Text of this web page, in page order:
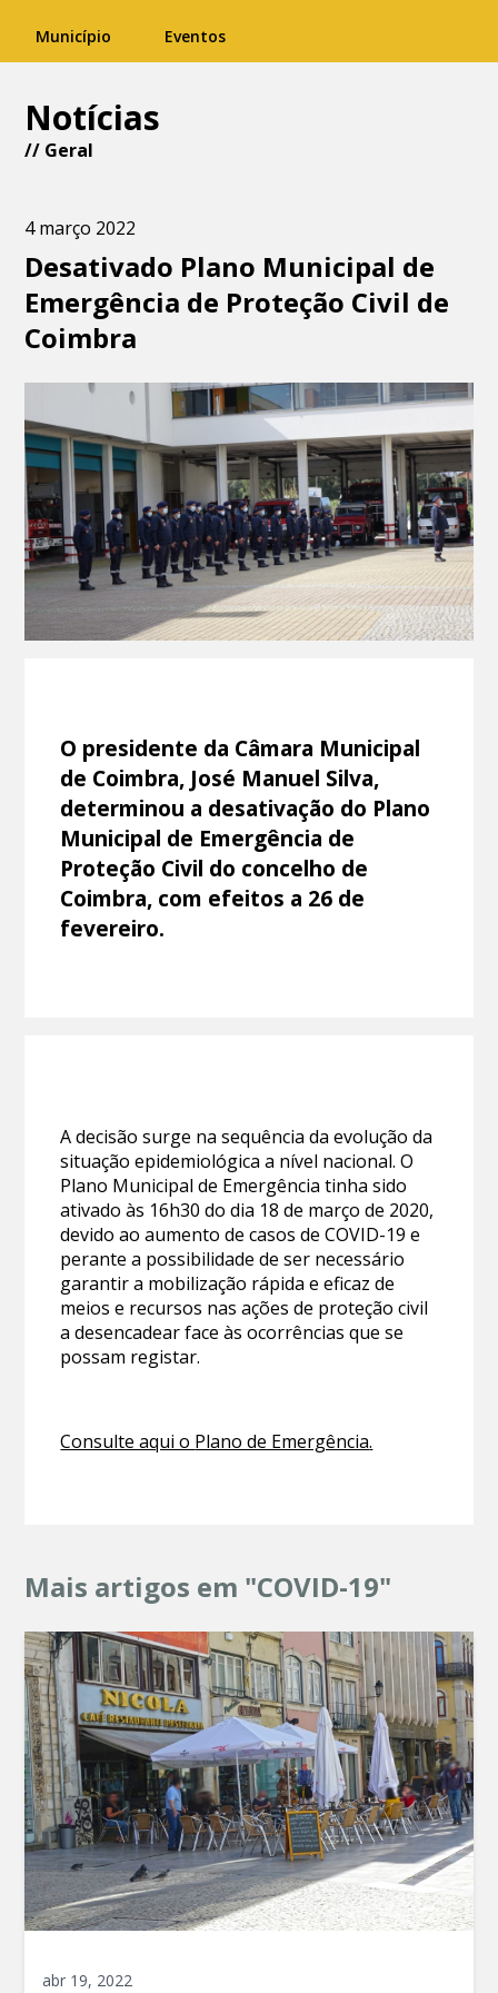
Município Eventos
Notícias
// Geral
4 março 2022
Desativado Plano Municipal de
Emergência de Proteção Civil de
Coimbra
O presidente da Câmara Municipal
de Coimbra, José Manuel Silva,
determinou a desativação do Plano
Municipal de Emergência de
Proteção Civil do concelho de
Coimbra, com efeitos a 26 de
fevereiro.
A decisão surge na sequência da evolução da
situação epidemiológica a nível nacional. O
Plano Municipal de Emergência tinha sido
ativado às 16h30 do dia 18 de março de 2020,
devido ao aumento de casos de COVID-19 e
perante a possibilidade de ser necessário
garantir a mobilização rápida e eficaz de
meios e recursos nas ações de proteção civil
a desencadear face às ocorrências que se
possam registar.
Consulte aqui o Plano de Emergência.
Mais artigos em "COVID-19"
abr 19, 2022